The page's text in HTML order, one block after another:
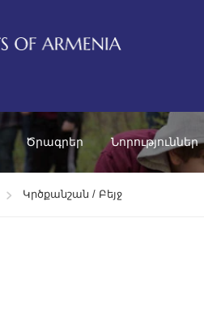
Ծրագրեր Նորություններ
Կրծքանշան / Բեյջ